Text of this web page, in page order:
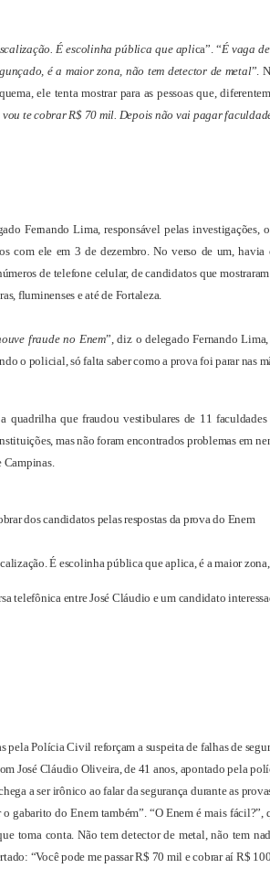
É escolinha pública que aplica”. “É vaga
é a maior zona, não tem detector de metal”.
ele tenta mostrar para as pessoas que,
vou te cobrar R$ 70 mil. Depois não vai pagar
Fernando Lima, responsável pelas
com ele em 3 de dezembro. No verso de um,
de telefone celular, de candidatos que
fluminenses e até de Fortaleza.
fraude no Enem”, diz o delegado Fernando
o policial, só falta saber como a prova foi parar nas
quadrilha que fraudou vestibulares de 11
mas não foram encontrados problemas em
Campinas.
dos candidatos pelas respostas da prova do Enem
É escolinha pública que aplica, é a maior
telefônica entre José Cláudio e um candidato
pela Polícia Civil reforçam a suspeita de falhas de
José Cláudio Oliveira, de 41 anos, apontado pela
a ser irônico ao falar da segurança durante as
gabarito do Enem também”. “O Enem é mais
toma conta. Não tem detector de metal, não tem
“Você pode me passar R$ 70 mil e cobrar aí R$